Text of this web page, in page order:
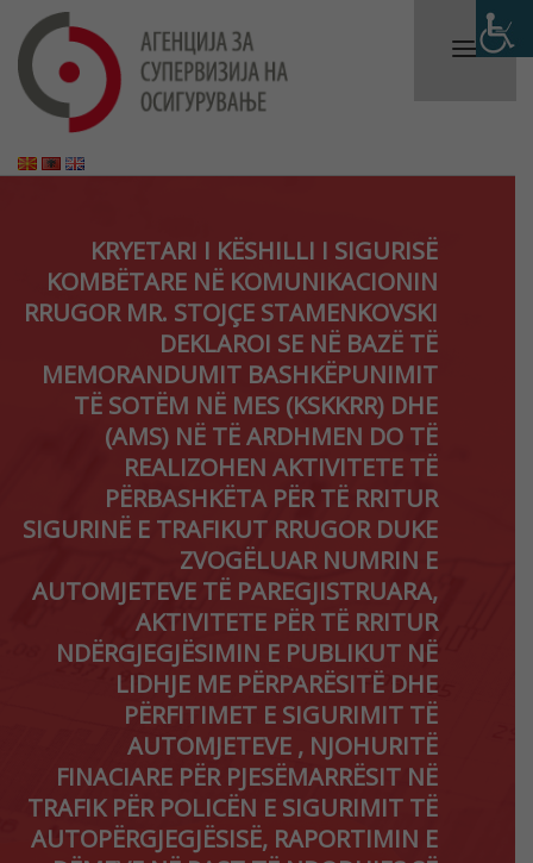
KRYETARI I KËSHILLI I SIGURISË
KOMBËTARE NË KOMUNIKACIONIN
RRUGOR MR. STOJÇE STAMENKOVSKI
DEKLAROI SE NË BAZË TË
MEMORANDUMIT BASHKËPUNIMIT
TË SOTËM NË MES (KSKKRR) DHE
(AMS) NË TË ARDHMEN DO TË
REALIZOHEN AKTIVITETE TË
PËRBASHKËTA PËR TË RRITUR
SIGURINË E TRAFIKUT RRUGOR DUKE
ZVOGËLUAR NUMRIN E
AUTOMJETEVE TË PAREGJISTRUARA,
AKTIVITETE PËR TË RRITUR
NDËRGJEGJËSIMIN E PUBLIKUT NË
LIDHJE ME PËRPARËSITË DHE
PËRFITIMET E SIGURIMIT TË
AUTOMJETEVE , NJOHURITË
FINACIARE PËR PJESËMARRËSIT NË
TRAFIK PËR POLICËN E SIGURIMIT TË
AUTOPËRGJEGJËSISË, RAPORTIMIN E